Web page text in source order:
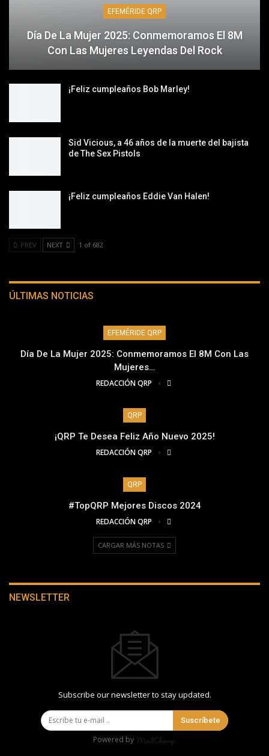
EFEMÉRIDE QRP
Día De La Mujer 2025: Conmemoramos El 8M
Con Las Mujeres Leyendas Del Rock
¡Feliz cumpleaños Bob Marley!
Sid Vicious, a 46 años de la muerte del bajista
de The Sex Pistols
¡Feliz cumpleaños Eddie Van Halen!
PREV NEXT 1 of 682
ÚLTIMAS NOTICIAS
EFEMÉRIDE QRP
Día De La Mujer 2025: Conmemoramos El 8M Con Las
Mujeres…
REDACCIÓN QRP
QRP
¡QRP Te Desea Feliz Año Nuevo 2025!
REDACCIÓN QRP
QRP
#TopQRP Mejores Discos 2024
REDACCIÓN QRP
CARGAR MÁS NOTAS
NEWSLETTER
Subscribe our newsletter to stay updated.
Suscríbete
Powered by